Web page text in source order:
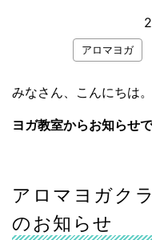
お問い合わせ
アロマヨガ
みなさん、こんにちは。
ヨガ教室からお知らせで
アロマヨガク
のお知らせ